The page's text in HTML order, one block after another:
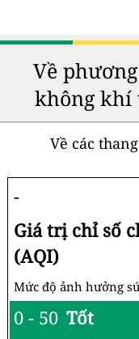
Về
không khí
Về các
-
Giá trị chỉ số
(AQI)
Mức độ ảnh hưởng
0 - 50 Tốt